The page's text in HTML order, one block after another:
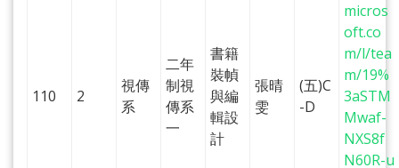
110 2
視傳
系
二年
制視
傳系
一
書籍
裝幀
與編
輯設
計
張晴
雯
(五)C
-D
micros
oft.co
m/l/tea
m/19%
3aSTM
Mwaf-
NXS8f
N60R-u